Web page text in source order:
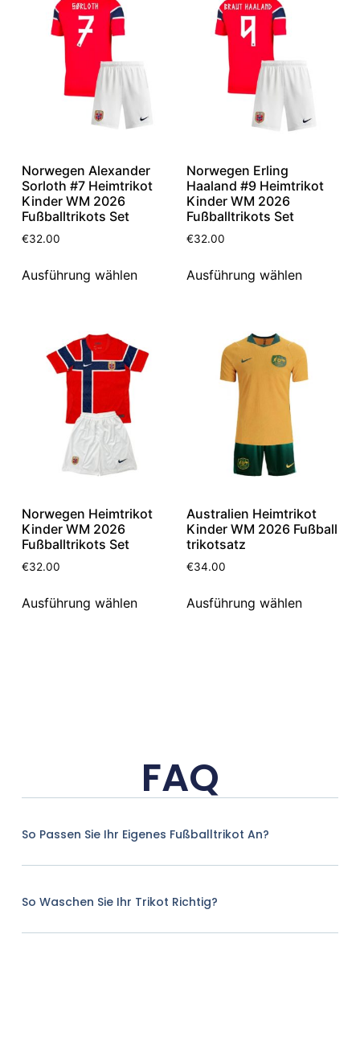
Norwegen Alexander
Sorloth #7 Heimtrikot
Kinder WM 2026
Fußballtrikots Set
€32.00
Ausführung wählen
Norwegen Erling
Haaland #9 Heimtrikot
Kinder WM 2026
Fußballtrikots Set
€32.00
Ausführung wählen
Norwegen Heimtrikot
Kinder WM 2026
Fußballtrikots Set
€32.00
Ausführung wählen
Australien Heimtrikot
Kinder WM 2026 Fußball
trikotsatz
€34.00
Ausführung wählen
FAQ
So Passen Sie Ihr Eigenes Fußballtrikot An?
So Waschen Sie Ihr Trikot Richtig?